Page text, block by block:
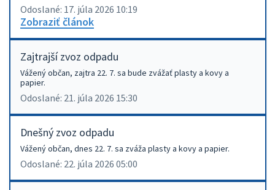
Odoslané: 17. júla 2026 10:19
Zobraziť článok
Zajtrajší zvoz odpadu
Vážený občan, zajtra 22. 7. sa bude zvážať plasty a kovy a
papier.
Odoslané: 21. júla 2026 15:30
Dnešný zvoz odpadu
Vážený občan, dnes 22. 7. sa zváža plasty a kovy a papier.
Odoslané: 22. júla 2026 05:00